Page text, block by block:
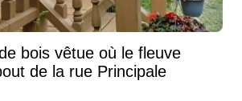
bois vêtue où le fleuve
de la rue Principale